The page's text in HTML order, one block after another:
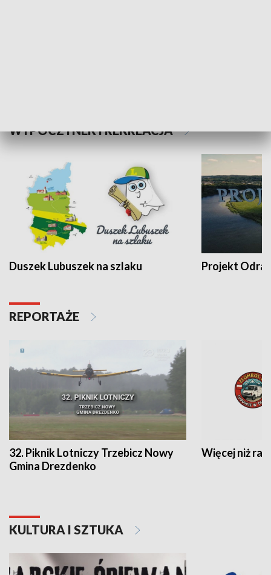
WYPOCZYNEK I REKREACJA
Duszek Lubuszek na szlaku Projekt Odra
REPORTAŻE
32. Piknik Lotniczy Trzebicz Nowy
Gmina Drezdenko
Więcej niż rajd
KULTURA I SZTUKA